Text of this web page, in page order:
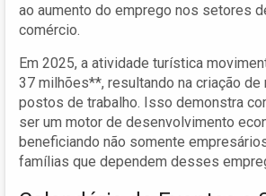
ao aumento do emprego nos setores
comércio.
Em 2025, a atividade turística
37 milhões**, resultando na criação de
postos de trabalho. Isso demonstra
ser um motor de desenvolvimento
beneficiando não somente
famílias que dependem desses